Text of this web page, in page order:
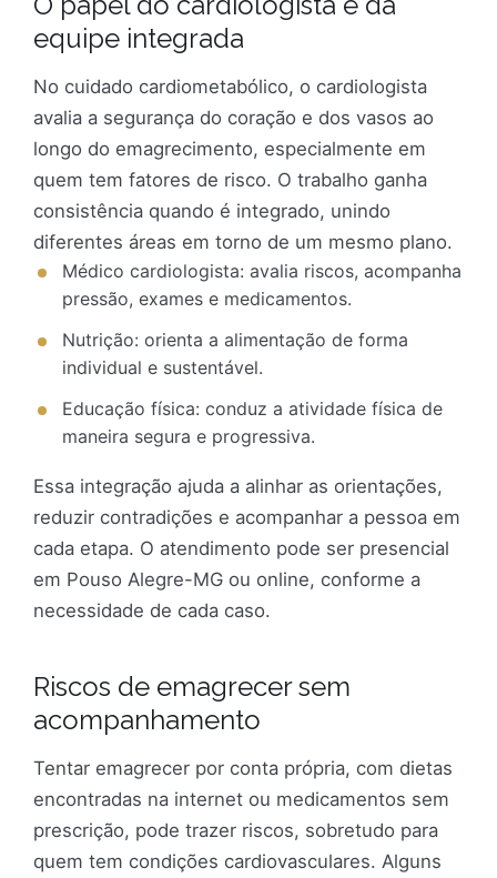
equipe integrada
No cuidado cardiometabólico, o cardiologista
avalia a segurança do coração e dos vasos ao
longo do emagrecimento, especialmente em
quem tem fatores de risco. O trabalho ganha
consistência quando é integrado, unindo
diferentes áreas em torno de um mesmo plano.
Médico cardiologista: avalia riscos, acompanha
pressão, exames e medicamentos.
Nutrição: orienta a alimentação de forma
individual e sustentável.
Educação física: conduz a atividade física de
maneira segura e progressiva.
Essa integração ajuda a alinhar as orientações,
reduzir contradições e acompanhar a pessoa em
cada etapa. O atendimento pode ser presencial
em Pouso Alegre-MG ou online, conforme a
necessidade de cada caso.
Riscos de emagrecer sem
acompanhamento
Tentar emagrecer por conta própria, com dietas
encontradas na internet ou medicamentos sem
prescrição, pode trazer riscos, sobretudo para
quem tem condições cardiovasculares. Alguns